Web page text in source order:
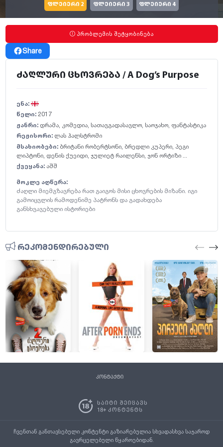
ფლეიერი 2 ფლეიერი 3 ფლეიერი 4
პრობლემის შეტყობინება
Share
ძაღლური ცხოვრება / A Dog’s Purpose
ენა:
წელი: 2017
ჟანრი: დრამა, კომედია, სათავგადასავლო, საოჯახო, ფანტასტიკა
რეჟისორი: ლას ჰალსტრომი
მსახიობები: ბრიტანი რობერტსონი, ბრედლი კუპერი, პეგი
ლიპტონი, დენის ქუეიდი, ჯულიეტ რაილენსი, ჯონ ორტიზი ...
ქვეყანა: აშშ
მოკლე აღწერა:
ძაღლი მიემგზავრება რათ გაიგოს მისი ცხოვრების მიზანი. იგი
გამოიცვლის რამოდენიმე პატრონს და გადახდება
განსხვავებული ისტორიები
რეკომენდირებული
2010
კონტაქტი
ჩვენთან განთავსებული კონტენტი გაზიარებულია სხვადასხვა საჯაროდ
გავრცელებული წყაროებიდან.